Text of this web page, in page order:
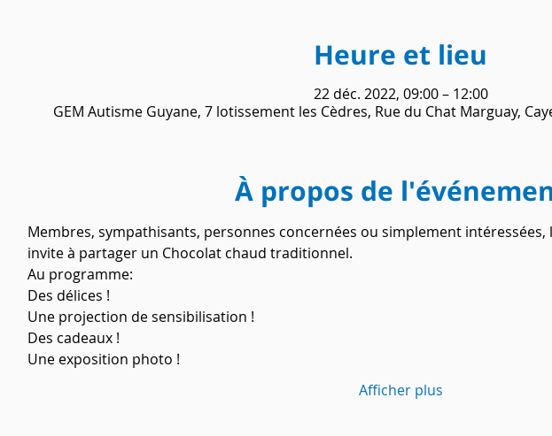
Heure et lieu
22 déc. 2022, 09:00 – 12:00
GEM Autisme Guyane, 7 lotissement les Cèdres, Rue du Chat Marguay,
À propos de
Membres, sympathisants, personnes concernées ou simplement
invite à partager un Chocolat chaud traditionnel.
Au programme:
Des délices !
Une projection de sensibilisation !
Des cadeaux !
Une exposition photo !
Afficher plus